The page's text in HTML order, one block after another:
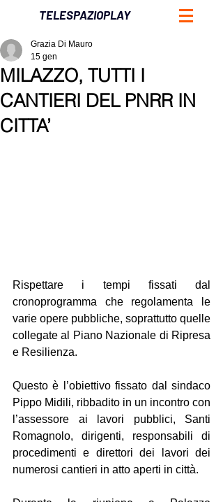
TELESPAZIOPLAY
MILAZZO, TUTTI I
CANTIERI DEL PNRR IN
CITTA’
Grazia Di Mauro
15 gen
Rispettare i tempi fissati dal
cronoprogramma che regolamenta le
varie opere pubbliche, soprattutto quelle
collegate al Piano Nazionale di Ripresa
e Resilienza.
Questo è l’obiettivo fissato dal sindaco
Pippo Midili, ribbadito in un incontro con
l’assessore ai lavori pubblici, Santi
Romagnolo, dirigenti, responsabili di
procedimenti e direttori dei lavori dei
numerosi cantieri in atto aperti in città.